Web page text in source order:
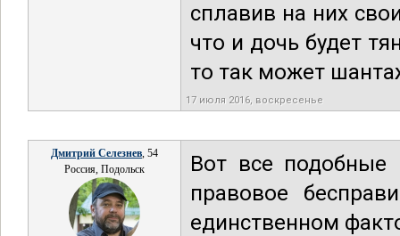
сплавив на них
что и дочь будет
то так может
17 июля 2016, воскресенье
Дмитрий Селезнев, 54
Россия, Подольск
Вот все подобные
правовое
единственном